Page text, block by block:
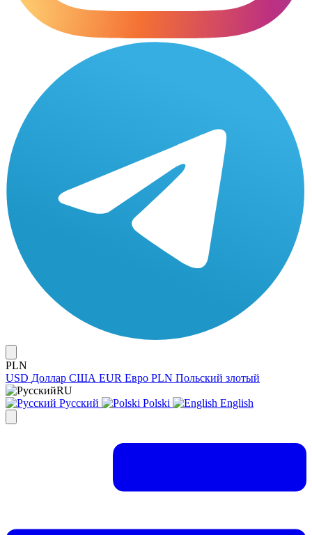
PLN
USD Доллар США EUR Евро PLN Польский злотый
RU
Русский
Polski English